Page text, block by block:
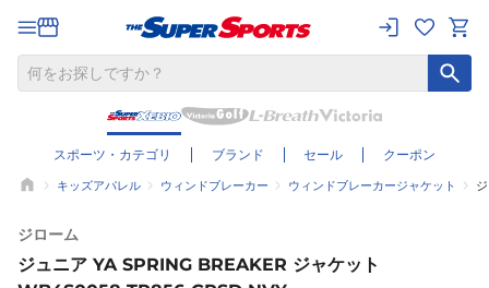
スポーツ・カテゴリ ブランド セール クーポン
キッズアパレル ウィンドブレーカー ウィンドブレーカージャケット
ジローム
ジュニア YA SPRING BREAKER ジャケット